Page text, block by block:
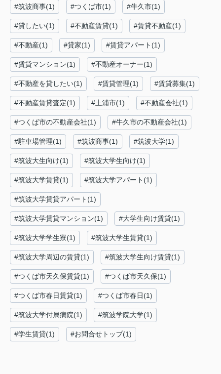
#筑波商事(1) #つくば市(1) #牛久市(1)
#貸したい(1) #不動産賃貸(1) #賃貸不動産(1)
#不動産(1) #貸家(1) #賃貸アパート(1)
#賃貸マンション(1) #不動産オーナー(1)
#不動産を貸したい(1) #賃貸管理(1) #賃貸募集(1)
#不動産賃貸査定(1) #土浦市(1) #不動産会社(1)
#つくば市の不動産会社(1) #牛久市の不動産会社(1)
#駐車場管理(1) #筑波商事(1) #筑波大学(1)
#筑波大生向け(1) #筑波大学生向け(1)
#筑波大学賃貸(1) #筑波大学アパート(1)
#筑波大学賃貸アパート(1)
#筑波大学賃貸マンション(1) #大学生向け賃貸(1)
#筑波大学学生寮(1) #筑波大学生賃貸(1)
#筑波大学周辺の賃貸(1) #筑波大学生向け賃貸(1)
#つくば市天久保賃貸(1) #つくば市天久保(1)
#つくば市春日賃貸(1) #つくば市春日(1)
#筑波大学付属病院(1) #筑波学院大学(1)
#学生賃貸(1) #お問合せトップ(1)